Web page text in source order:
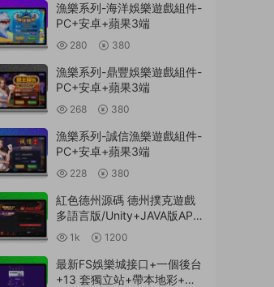
漁樂系列-海洋娛樂遊戲組件-
PC+安卓+蘋果3端
280 380
漁樂系列-鼎豐娛樂遊戲組件-
PC+安卓+蘋果3端
268 380
漁樂系列-誠信漁樂遊戲組件-
PC+安卓+蘋果3端
228 380
紅色德州源碼 德州撲克遊戲
多語言版/Unity+JAVA版APP
雙端源碼/中英繁三語言+帶
控+帶彩池持倉/完美運行
1k 1200
最新FS娛樂城接口+一個後台
+13 套獨立站+帶本地彩+一